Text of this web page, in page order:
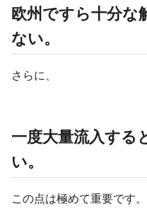
欧州ですら十分な
ない。
さらに、
一度大量流入する
い。
この点は極めて重要です。